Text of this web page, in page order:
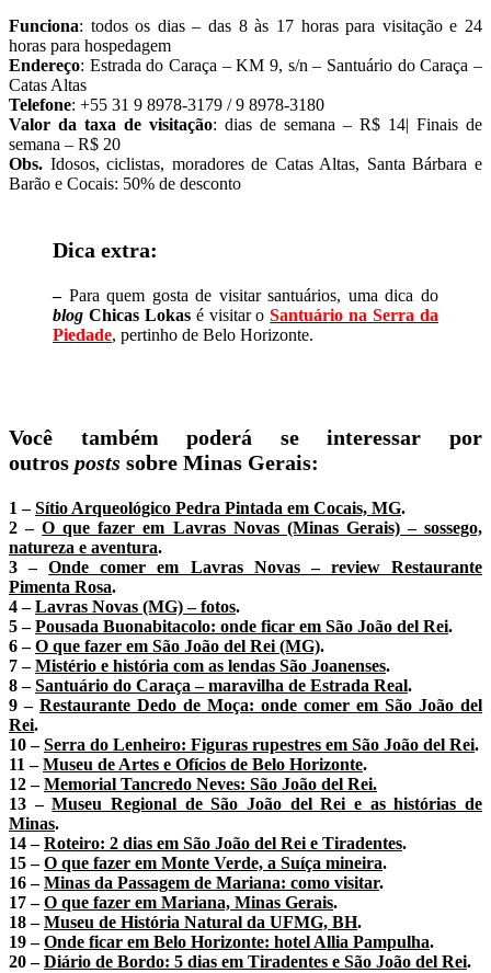
Funciona: todos os dias – das 8 às 17 horas para visitação e 24
horas para hospedagem
Endereço: Estrada do Caraça – KM 9, s/n – Santuário do Caraça –
Catas Altas
Telefone: +55 31 9 8978-3179 / 9 8978-3180
Valor da taxa de visitação: dias de semana – R$ 14| Finais de
semana – R$ 20
Obs. Idosos, ciclistas, moradores de Catas Altas, Santa Bárbara e
Barão e Cocais: 50% de desconto
Dica extra:
– Para quem gosta de visitar santuários, uma dica do
blog Chicas Lokasé visitar oSantuário na Serra da
Piedade, pertinho de Belo Horizonte.
Você também poderá se interessar por
outros posts sobre Minas Gerais:
1 –Sítio Arqueológico Pedra Pintada em Cocais, MG.
2 –O que fazer em Lavras Novas (Minas Gerais) – sossego,
natureza e aventura.
3 –Onde comer em Lavras Novas – review Restaurante
Pimenta Rosa.
4 –Lavras Novas (MG) – fotos.
5 –Pousada Buonabitacolo: onde ficar em São João del Rei.
6 –O que fazer em São João del Rei (MG).
7 –Mistério e história com as lendas São Joanenses.
8 –Santuário do Caraça – maravilha de Estrada Real.
9 – Restaurante Dedo de Moça: onde comer em São João del
Rei.
10 –Serra do Lenheiro: Figuras rupestres em São João del Rei.
11 –Museu de Artes e Ofícios de Belo Horizonte.
12 –Memorial Tancredo Neves: São João del Rei.
13 –Museu Regional de São João del Rei e as histórias de
Minas.
14 –Roteiro: 2 dias em São João del Rei e Tiradentes.
15 –O que fazer em Monte Verde, a Suíça mineira.
16 –Minas da Passagem de Mariana: como visitar.
17 –O que fazer em Mariana, Minas Gerais.
18 –Museu de História Natural da UFMG, BH.
19 –Onde ficar em Belo Horizonte: hotel Allia Pampulha.
20 –Diário de Bordo: 5 dias em Tiradentes e São João del Rei.